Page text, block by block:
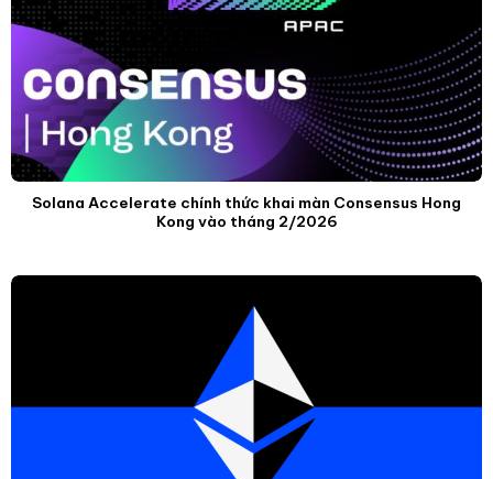
Solana Accelerate chính thức khai màn Consensus Hong
Kong vào tháng 2/2026